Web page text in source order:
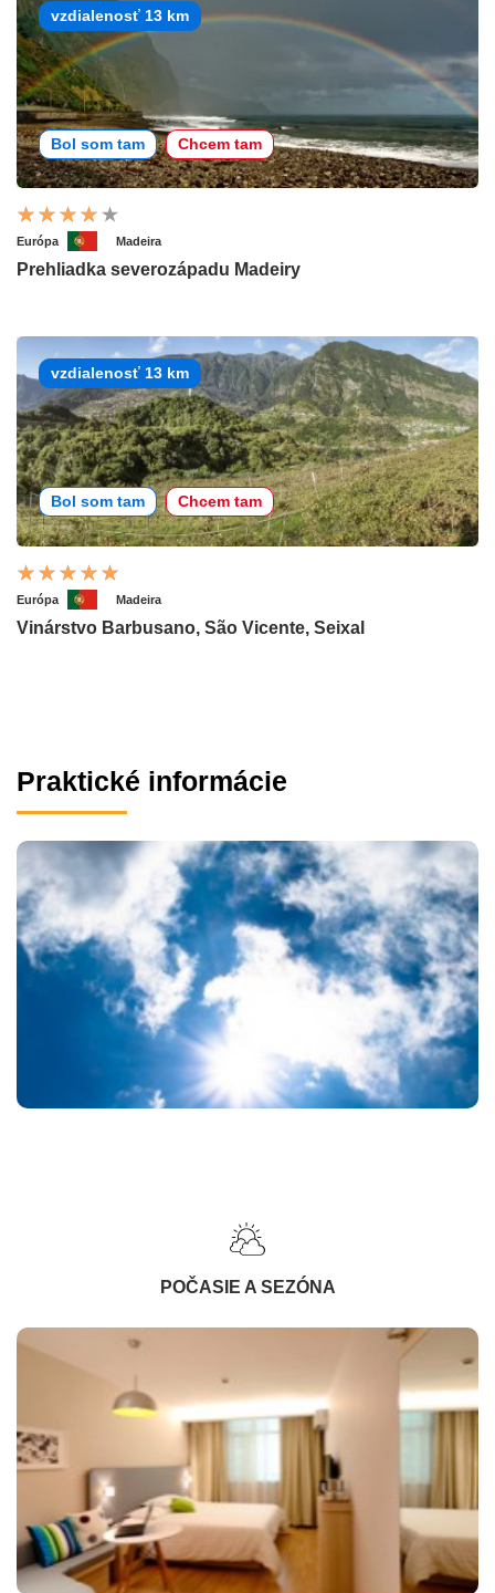
vzdialenosť 13 km
Bol som tam Chcem tam
Európa Madeira
Prehliadka severozápadu Madeiry
vzdialenosť 13 km
Bol som tam Chcem tam
Európa Madeira
Vinárstvo Barbusano, São Vicente, Seixal
Praktické informácie
POČASIE A SEZÓNA